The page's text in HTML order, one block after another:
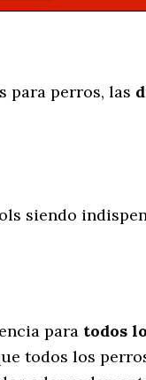
para perros, las
siendo
para todos
todos los